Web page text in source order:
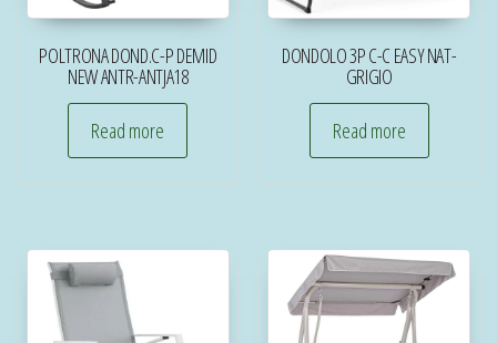
POLTRONA DOND.C-P DEMID
NEW ANTR-ANTJA18
Read more
DONDOLO 3P C-C EASY NAT-
GRIGIO
Read more